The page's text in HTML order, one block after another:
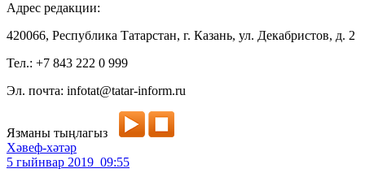
Адрес редакции:
420066, Республика Татарстан, г. Казань, ул. Декабристов, д. 2
Тел.: +7 843 222 0 999
Эл. почта: infotat@tatar-inform.ru
Язманы тыңлагыз
Хәвеф-хәтәр
5 гыйнвар 2019 09:55